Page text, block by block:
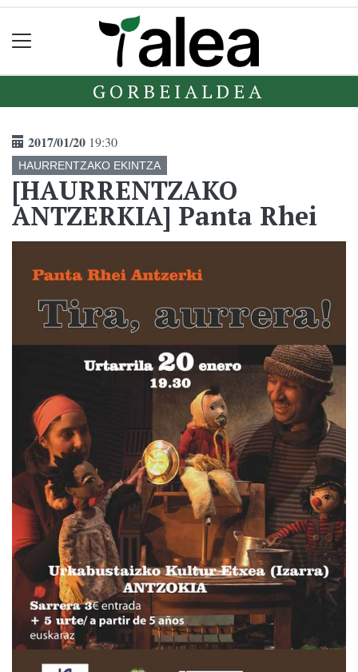
GORBEIALDEA
2017/01/20 19:30
HAURRENTZAKO EKINTZA
[HAURRENTZAKO
ANTZERKIA] Panta Rhei